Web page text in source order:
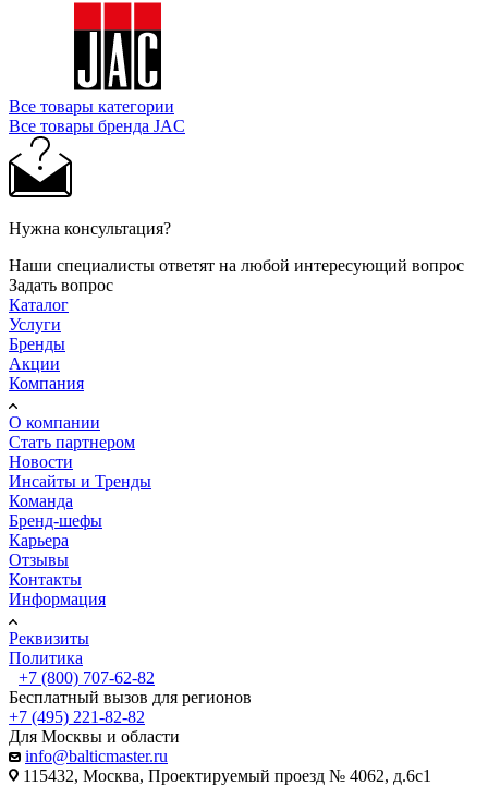
Все товары категории
Все товары бренда JAC
Нужна консультация?
Наши специалисты ответят на любой интересующий вопрос
Задать вопрос
Каталог
Услуги
Бренды
Акции
Компания
О компании
Стать партнером
Новости
Инсайты и Тренды
Команда
Бренд-шефы
Карьера
Отзывы
Контакты
Информация
Реквизиты
Политика
+7 (800) 707-62-82
Бесплатный вызов для регионов
+7 (495) 221-82-82
Для Москвы и области
info@balticmaster.ru
115432, Москва, Проектируемый проезд № 4062, д.6с1